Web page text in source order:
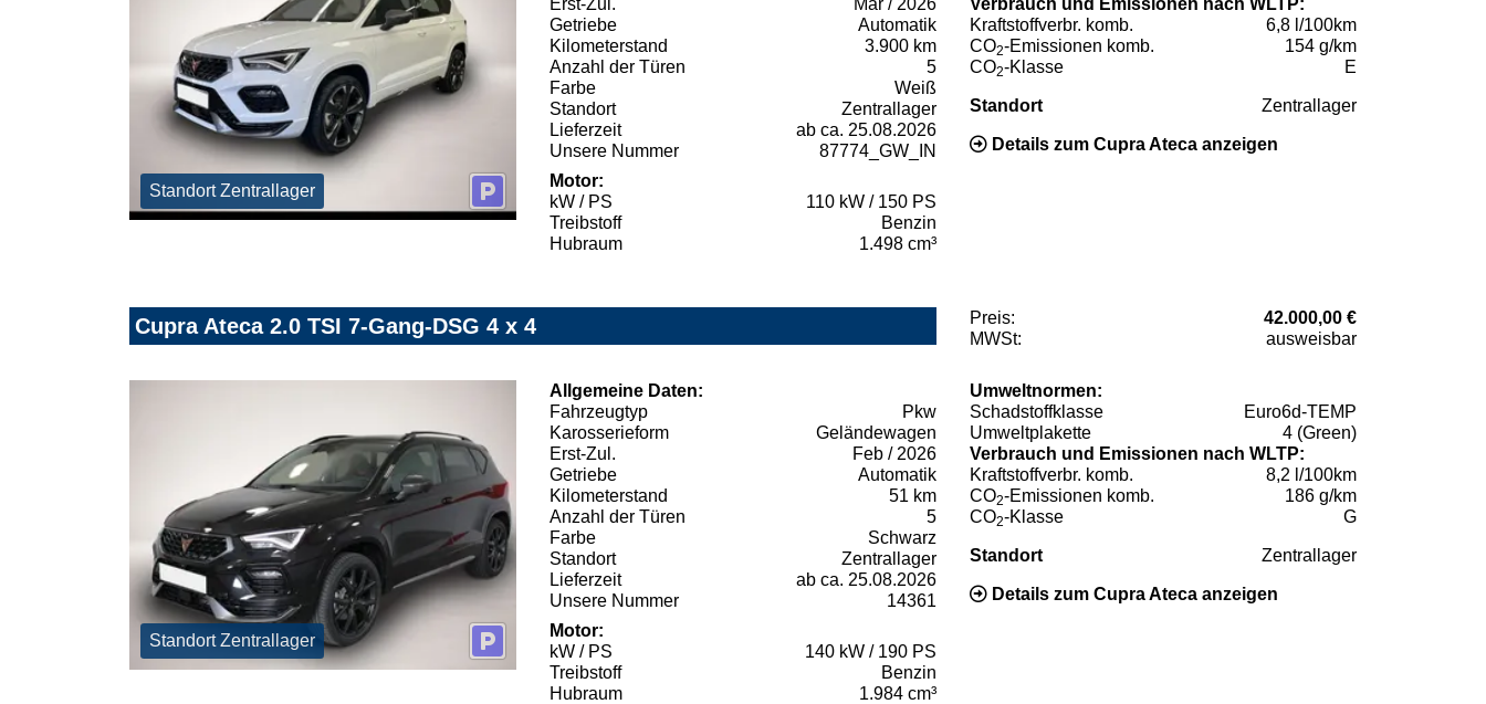
Standort Zentrallager
Getriebe
Automatik
Kilometerstand
3.900 km
Anzahl der Türen
5
Farbe
Weiß
Standort
Zentrallager
Lieferzeit
ab ca. 25.08.2026
Unsere Nummer
87774_GW_IN
Motor:
kW / PS
110 kW / 150 PS
Treibstoff
Benzin
Hubraum
1.498 cm³
Kraftstoffverbr. komb.
6,8 l/100km
CO2-Emissionen komb.
154 g/km
CO2-Klasse E
Standort Zentrallager
Details zum Cupra Ateca anzeigen
Cupra Ateca 2.0 TSI 7-Gang-DSG 4 x 4 Preis:
42.000,00 €
MWSt:
ausweisbar
Standort Zentrallager
Allgemeine Daten:
Fahrzeugtyp
Pkw
Karosserieform
Geländewagen
Erst-Zul.
Feb / 2026
Getriebe
Automatik
Kilometerstand
51 km
Anzahl der Türen
5
Farbe
Schwarz
Standort
Zentrallager
Lieferzeit
ab ca. 25.08.2026
Unsere Nummer
14361
Motor:
kW / PS
140 kW / 190 PS
Treibstoff
Benzin
Hubraum
1.984 cm³
Umweltnormen:
Schadstoffklasse
Euro6d-TEMP
Umweltplakette
4 (Green)
Verbrauch und Emissionen nach WLTP:
Kraftstoffverbr. komb.
8,2 l/100km
CO2-Emissionen komb.
186 g/km
CO2-Klasse G
Standort Zentrallager
Details zum Cupra Ateca anzeigen